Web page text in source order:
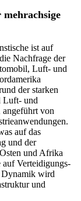
ist auf
Nachfrage der
Luft- und
der starken
Luft- und
von
auf das
und der
und Afrika
Verteidigungs-
Dynamik wird
und